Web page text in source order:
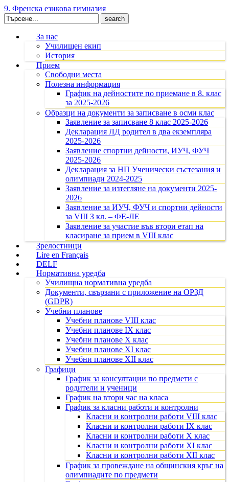
9. Френска езикова гимназия
Search
for:
За нас
Училищен екип
История
Прием
Свободни места
Полезна информация
График на дейностите по приемане в 8. клас
за 2025-2026
Образци на документи за записване в осми клас
Заявление за записване 8 клас 2025-2026
Декларация ЛД родител в два екземпляра
2025-2026
Заявление спортни дейности, ИУЧ, ФУЧ
2025-2026
Декларация за НП Ученически състезания и
олимпиади 2024-2025
Заявление за изтегляне на документи 2025-
2026
Заявление за ИУЧ, ФУЧ и спортни дейности
за VIII З кл. – ФЕ-ЛЕ
Заявление за участие във втори етап на
класиране за прием в VIII клас
Зрелостници
Lire en Français
DELF
Нормативна уредба
Училищна нормативна уредба
Документи, свързани с приложение на ОРЗД
(GDPR)
Учебни планове
Учебни планове VIII клас
Учебни планове IX клас
Учебни планове X клас
Учебни планове XI клас
Учебни планове XII клас
Графици
График за консултации по предмети с
родители и ученици
График на втори час на класа
График за класни работи и контролни
Класни и контролни работи VIII клас
Класни и контролни работи IX клас
Класни и контролни работи X клас
Класни и контролни работи XI клас
Класни и контролни работи XII клас
График за провеждане на общинския кръг на
олимпиадите по предмети